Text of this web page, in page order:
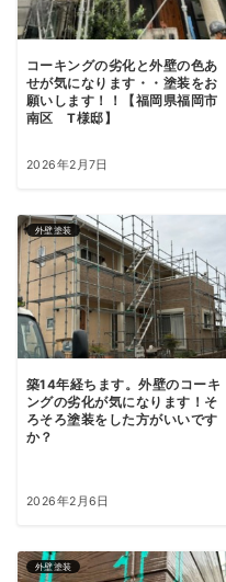
コーキングの劣化と外壁の色あ
せが気になります・・塗装をお
願いします！！【福岡県福岡市
南区 T様邸】
2026年2月7日
外壁塗装
築14年経ちます。外壁のコーキ
ングの劣化が気になります！そ
ろそろ塗装をした方がいいです
か？
2026年2月6日
外壁塗装